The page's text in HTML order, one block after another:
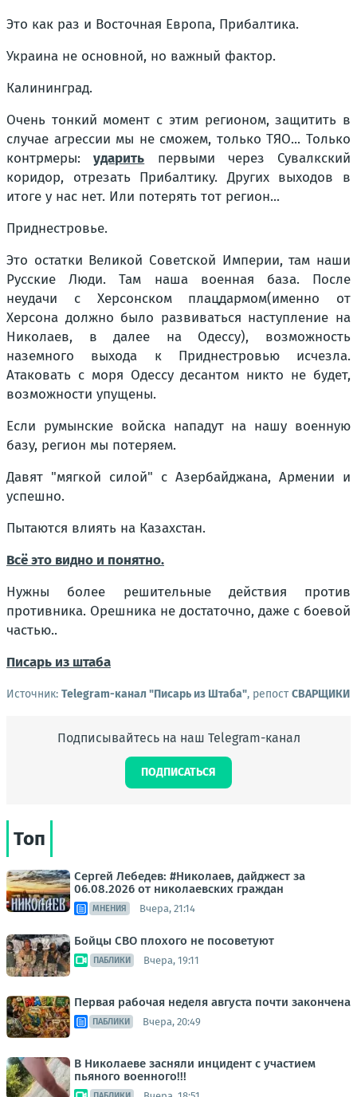
Это как раз и Восточная Европа, Прибалтика.
Украина не основной, но важный фактор.
Калининград.
Очень тонкий момент с этим регионом, защитить в
случае агрессии мы не сможем, только ТЯО... Только
контрмеры:ударить первыми через Сувалкский
коридор, отрезать Прибалтику. Других выходов в
итоге у нас нет. Или потерять тот регион...
Приднестровье.
Это остатки Великой Советской Империи, там наши
Русские Люди. Там наша военная база. После
неудачи с Херсонском плацдармом(именно от
Херсона должно было развиваться наступление на
Николаев, в далее на Одессу), возможность
наземного выхода к Приднестровью исчезла.
Атаковать с моря Одессу десантом никто не будет,
возможности упущены.
Если румынские войска нападут на нашу военную
базу, регион мы потеряем.
Давят "мягкой силой" с Азербайджана, Армении и
успешно.
Пытаются влиять на Казахстан.
Всё это видно и понятно.
Нужны более решительные действия против
противника. Орешника не достаточно, даже с боевой
частью..
Писарь из штаба
Источник: Telegram-канал "Писарь из Штаба", репостСВАРЩИКИ
Подписывайтесь на наш Telegram-канал
ПОДПИСАТЬСЯ
Топ
Сергей Лебедев: #Николаев, дайджест за
06.08.2026 от николаевских граждан
МНЕНИЯ Вчера, 21:14
Бойцы СВО плохого не посоветуют
ПАБЛИКИ Вчера, 19:11
Первая рабочая неделя августа почти закончена
ПАБЛИКИ Вчера, 20:49
В Николаеве засняли инцидент с участием
пьяного военного!!!